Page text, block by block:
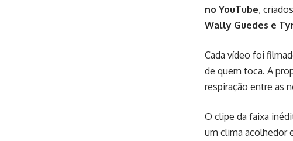
no YouTube,
Wally Guedes e
Cada vídeo foi
de quem toca. A
respiração entre as
O clipe da faixa
um clima acolhedor